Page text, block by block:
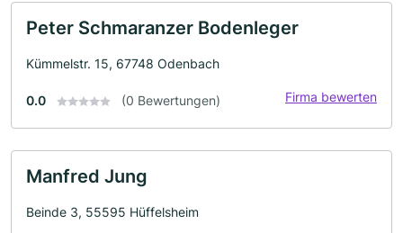
Peter Schmaranzer Bodenleger
Kümmelstr. 15, 67748 Odenbach
0.0 (0 Bewertungen) Firma bewerten
Manfred Jung
Beinde 3, 55595 Hüffelsheim